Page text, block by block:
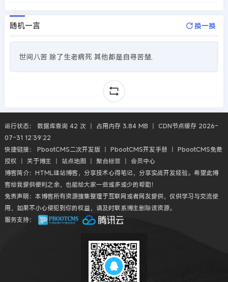
随机一言 换一换
世间八苦 除了生老病死 其他都是自寻苦楚.
运行状态： 数据库查询 42 次 丨 占用内存 3.84 MB 丨 CDN节点缓存 2026-
07-31 12:39:22
快捷链接： PbootCMS二次开发版丨 PbootCMS开发手册 丨 PbootCMS免费
授权 丨 关于博主 丨 站点地图丨 聚合标签丨 会员中心
博客简介：HTML建站博客，分享技术心得笔记，分享实战开发经验。希望此博
客给我提供便利之余，也能给大家一些或多或少的帮助！
免责声明：本博客所有资源搜集整理于互联网或者网友提供，仅供学习与交流使
用，如果不小心侵犯到你的权益，请及时联系博主删除该资源。
服务支持：